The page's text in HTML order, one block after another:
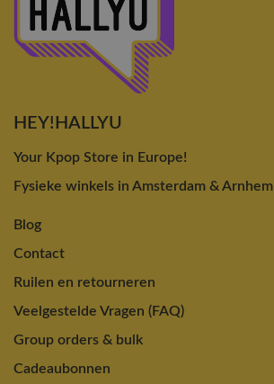
HEY!HALLYU
Your Kpop Store in Europe!
Fysieke winkels in Amsterdam & Arnhem
Blog
Contact
Ruilen en retourneren
Veelgestelde Vragen (FAQ)
Group orders & bulk
Cadeaubonnen